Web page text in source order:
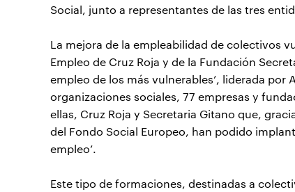
Social, junto a representantes de las tres
La mejora de la empleabilidad de colectivos
Empleo de Cruz Roja y de la Fundación
empleo de los más vulnerables’, liderada
organizaciones sociales, 77 empresas y
ellas, Cruz Roja y Secretaria Gitano que,
del Fondo Social Europeo, han podido
empleo’.
Este tipo de formaciones, destinadas a